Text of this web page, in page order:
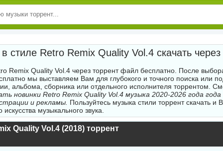
стиле Retro Remix Quality Vol.4 скачать через
Remix Quality Vol.4 через торрент файл бесплатно. После
мы выставляем Вам для глубокого и точного поиска или
альбома, сборника или отдельного исполнителя торрентом.
новинки Retro Remix Quality Vol.4 музыка 2020-2026 года
и рекламы. Пользуйтесь музыка стили торрент скачать и
музыкального звука.
Quality Vol.4 (2018) торрент